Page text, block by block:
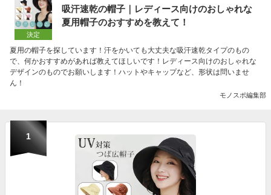
決定
吸汗速乾の帽子｜レディース向けのおしゃれな
夏用帽子のおすすめを教えて！
夏用の帽子を探しています！汗をかいても大丈夫な吸汗速乾タイプのもの
で、何かおすすめがあれば教えてほしいです！レディース向けのおしゃれな
デザインのものでお願いします！ハットやキャップなど、形状は問いませ
ん！
モノスポ編集部
1